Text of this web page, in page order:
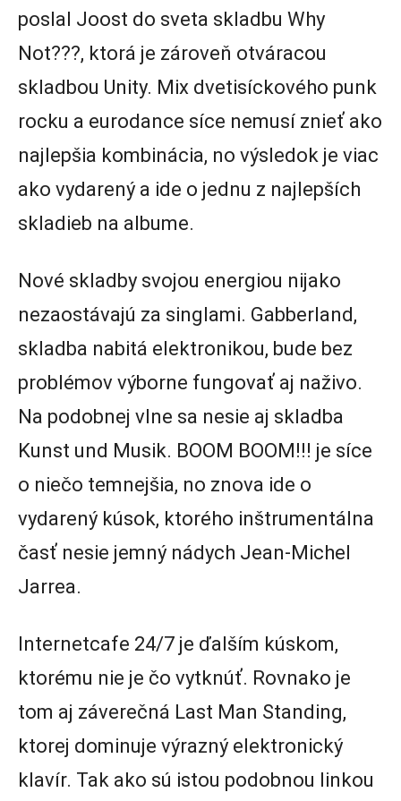
poslal Joost do sveta skladbu Why
Not???, ktorá je zároveň otváracou
skladbou Unity. Mix dvetisíckového punk
rocku a eurodance síce nemusí znieť ako
najlepšia kombinácia, no výsledok je viac
ako vydarený a ide o jednu z najlepších
skladieb na albume.
Nové skladby svojou energiou nijako
nezaostávajú za singlami. Gabberland,
skladba nabitá elektronikou, bude bez
problémov výborne fungovať aj naživo.
Na podobnej vlne sa nesie aj skladba
Kunst und Musik. BOOM BOOM!!! je síce
o niečo temnejšia, no znova ide o
vydarený kúsok, ktorého inštrumentálna
časť nesie jemný nádych Jean-Michel
Jarrea.
Internetcafe 24/7 je ďalším kúskom,
ktorému nie je čo vytknúť. Rovnako je
tom aj záverečná Last Man Standing,
ktorej dominuje výrazný elektronický
klavír. Tak ako sú istou podobnou linkou